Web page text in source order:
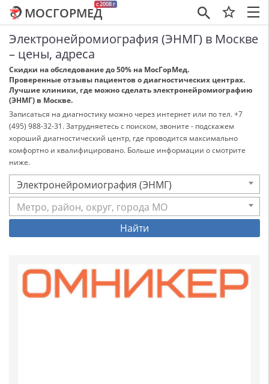
×
c 2008 г
МОСГОРМЕД
Электронейромиография (ЭНМГ) в Москве
– цены, адреса
Скидки на обследование до 50% на МосГорМед.
Проверенные отзывы пациентов о диагностических центрах.
Лучшие клиники, где можно сделать электронейромиографию
(ЭНМГ) в Москве.
Записаться на диагностику можно через интернет или по тел. +7
(495) 988-32-31. Затрудняетесь с поиском, звоните - подскажем
хороший диагностический центр, где проводится максимально
комфортно и квалифицировано. Больше информации о смотрите
ниже.
Электронейромиография (ЭНМГ)
Метро, район, округ, города МО
Найти